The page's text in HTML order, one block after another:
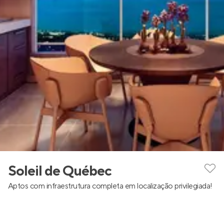
Soleil de Québec
Aptos com infraestrutura completa em localização privilegiada!